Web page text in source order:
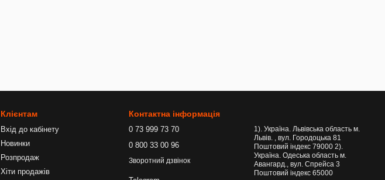
Клієнтам
Вхід до кабінету
Новинки
Розпродаж
Хіти продажів
Контактна інформація
0 73 999 73 70
0 800 33 00 96
Зворотний дзвінок
1). Україна. Львівська область м.
Львів. , вул. Городоцька 81
Поштовий індекс 79000 2).
Україна. Одеська область м.
Авангард., вул. Спрейса 3
Поштовий індекс 65000